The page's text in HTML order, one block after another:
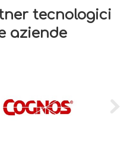
tecnologici
aziende